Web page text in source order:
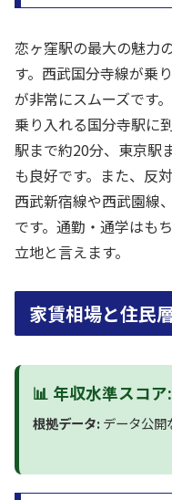
恋ヶ窪駅の最大の魅力
す。西武国分寺線が乗
が非常にスムーズです
乗り入れる国分寺駅に
駅まで約20分、東京駅
も良好です。また、反
西武新宿線や西武園線
です。通勤・通学はも
立地と言えます。
家賃相場と住民
📊 年収水準スコア
根拠データ:データ公開